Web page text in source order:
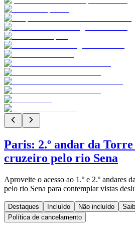
Paris: 2.º andar da
cruzeiro pelo rio Sena
Aproveite o acesso ao 1.º e 2.º andares
pelo rio Sena para contemplar vistas
Destaques Incluído Não incluído
Política de cancelamento